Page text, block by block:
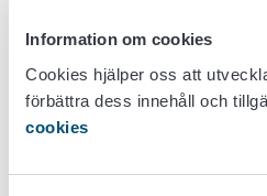
Information om cookies
Cookies hjälper oss att
förbättra dess innehåll och
cookies
Ansök om avtal och ersättning
senast12.3.2026.
för en hönsflock registreras